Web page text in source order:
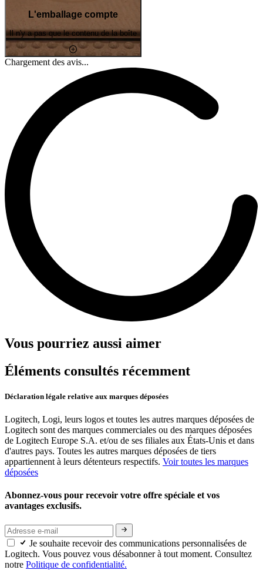
L'emballage compte
Il n'y a pas que le contenu de la boîte
Chargement des avis...
Vous pourriez aussi aimer
Éléments consultés récemment
Déclaration légale relative aux marques déposées
Logitech, Logi, leurs logos et toutes les autres marques déposées de
Logitech sont des marques commerciales ou des marques déposées
de Logitech Europe S.A. et/ou de ses filiales aux États-Unis et dans
d'autres pays. Toutes les autres marques déposées de tiers
appartiennent à leurs détenteurs respectifs. Voir toutes les marques
déposées
Abonnez-vous pour recevoir votre offre spéciale et vos
avantages exclusifs.
Je souhaite recevoir des communications personnalisées de
Logitech. Vous pouvez vous désabonner à tout moment. Consultez
notre Politique de confidentialité.